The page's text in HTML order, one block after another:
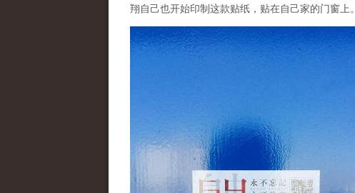
翔自己也开始印制这款贴纸，贴在自己家的门窗上。